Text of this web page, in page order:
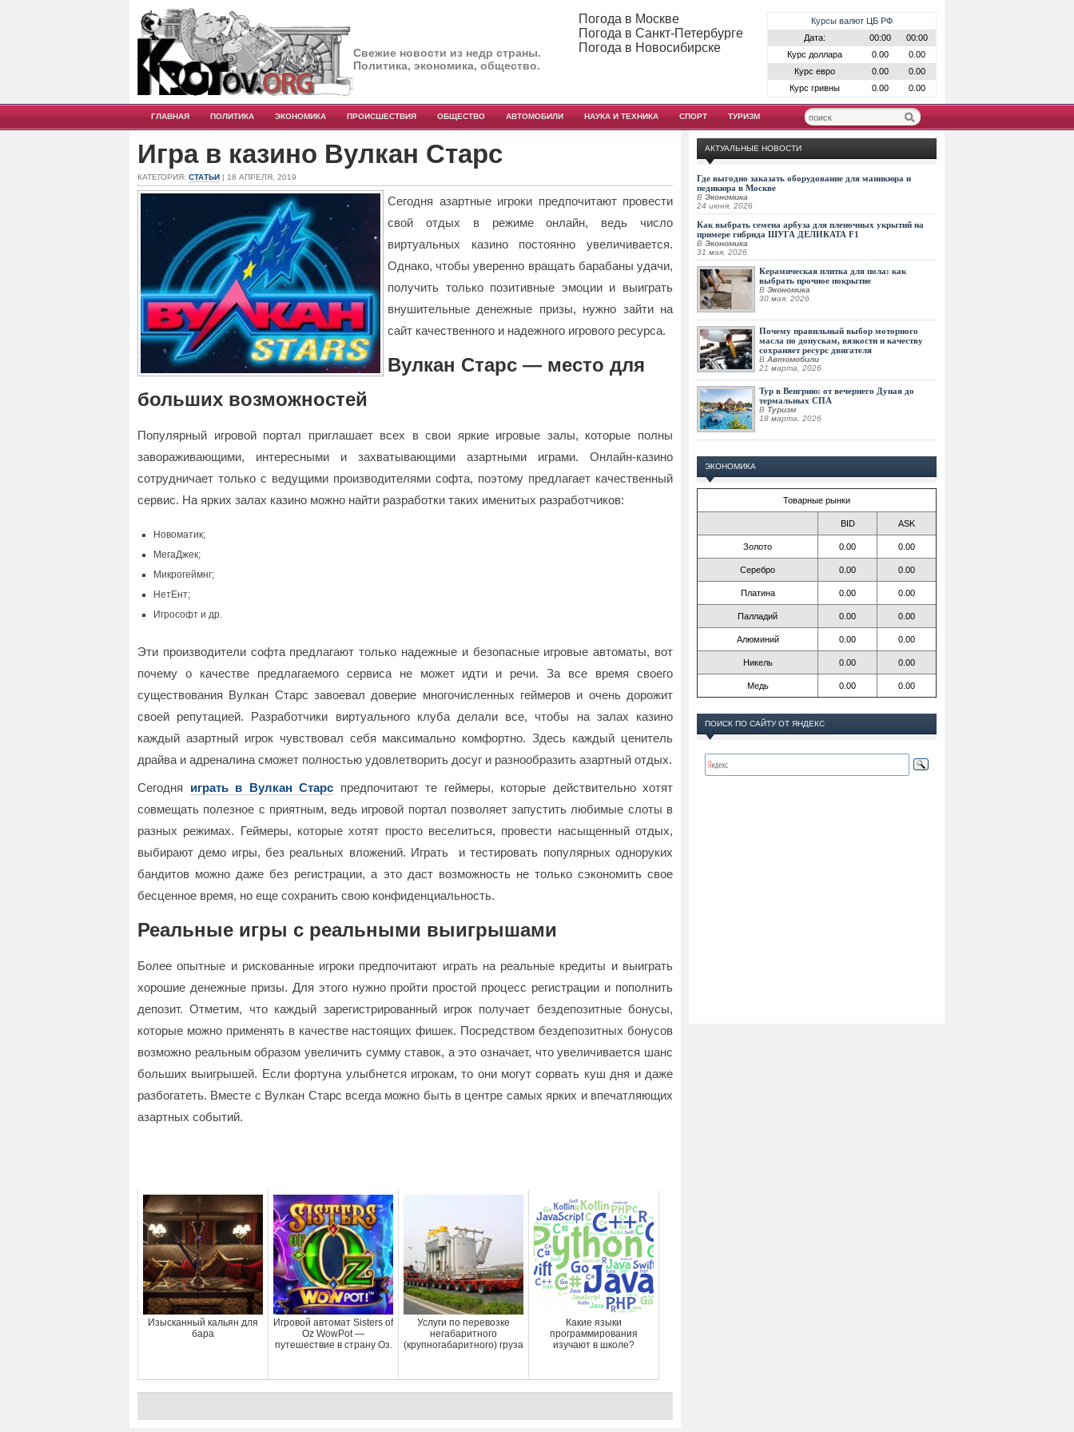
Свежие новости из недр страны.
Политика, экономика, общество.
Курсы валют ЦБ РФ
Дата:
00:00
00:00
Курс доллара
0.00
0.00
Курс евро
0.00
0.00
Курс гривны
0.00 0.00
Погода в Москве
Погода в Санкт-Петербурге
Погода в Новосибирске
ГЛАВНАЯ ПОЛИТИКА ЭКОНОМИКА ПРОИСШЕСТВИЯ ОБЩЕСТВО АВТОМОБИЛИ НАУКА И ТЕХНИКА СПОРТ ТУРИЗМ
Игра в казино Вулкан Старс
КАТЕГОРИЯ: СТАТЬИ | 18 АПРЕЛЯ, 2019
Сегодня азартные игроки предпочитают провести
свой отдых в режиме онлайн, ведь число
виртуальных казино постоянно увеличивается.
Однако, чтобы уверенно вращать барабаны удачи,
получить только позитивные эмоции и выиграть
внушительные денежные призы, нужно зайти на
сайт качественного и надежного игрового ресурса.
Вулкан Старс — место для
больших возможностей
Популярный игровой портал приглашает всех в свои яркие игровые залы, которые полны
завораживающими, интересными и захватывающими азартными играми. Онлайн-казино
сотрудничает только с ведущими производителями софта, поэтому предлагает качественный
сервис. На ярких залах казино можно найти разработки таких именитых разработчиков:
Новоматик;
МегаДжек;
Микрогеймнг;
НетЕнт;
Игрософт и др.
Эти производители софта предлагают только надежные и безопасные игровые автоматы, вот
почему о качестве предлагаемого сервиса не может идти и речи. За все время своего
существования Вулкан Старс завоевал доверие многочисленных геймеров и очень дорожит
своей репутацией. Разработчики виртуального клуба делали все, чтобы на залах казино
каждый азартный игрок чувствовал себя максимально комфортно. Здесь каждый ценитель
драйва и адреналина сможет полностью удовлетворить досуг и разнообразить азартный отдых.
Сегодня играть в Вулкан Старс предпочитают те геймеры, которые действительно хотят
совмещать полезное с приятным, ведь игровой портал позволяет запустить любимые слоты в
разных режимах. Геймеры, которые хотят просто веселиться, провести насыщенный отдых,
выбирают демо игры, без реальных вложений. Играть и тестировать популярных одноруких
бандитов можно даже без регистрации, а это даст возможность не только сэкономить свое
бесценное время, но еще сохранить свою конфиденциальность.
Реальные игры с реальными выигрышами
Более опытные и рискованные игроки предпочитают играть на реальные кредиты и выиграть
хорошие денежные призы. Для этого нужно пройти простой процесс регистрации и пополнить
депозит. Отметим, что каждый зарегистрированный игрок получает бездепозитные бонусы,
которые можно применять в качестве настоящих фишек. Посредством бездепозитных бонусов
возможно реальным образом увеличить сумму ставок, а это означает, что увеличивается шанс
больших выигрышей. Если фортуна улыбнется игрокам, то они могут сорвать куш дня и даже
разбогатеть. Вместе с Вулкан Старс всегда можно быть в центре самых ярких и впечатляющих
азартных событий.
Изысканный кальян для
бара
Игровой автомат Sisters of
Oz WowPot —
путешествие в страну Оз.
Услуги по перевозке
негабаритного
(крупногабаритного) груза
Какие языки
программирования
изучают в школе?
АКТУАЛЬНЫЕ НОВОСТИ
Где выгодно заказать оборудование для маникюра и
педикюра в Москве
В Экономика
24 июня, 2026
Как выбрать семена арбуза для пленочных укрытий на
примере гибрида ШУГА ДЕЛИКАТА F1
В Экономика
31 мая, 2026
Керамическая плитка для пола: как
выбрать прочное покрытие
В Экономика
30 мая, 2026
Почему правильный выбор моторного
масла по допускам, вязкости и качеству
сохраняет ресурс двигателя
В Автомобили
21 марта, 2026
Тур в Венгрию: от вечернего Дуная до
термальных СПА
В Туризм
18 марта, 2026
ЭКОНОМИКА
Товарные рынки
BID ASK
Золото 0.00 0.00
Серебро 0.00 0.00
Платина 0.00 0.00
Палладий 0.00 0.00
Алюминий 0.00 0.00
Никель 0.00 0.00
Медь 0.00 0.00
ПОИСК ПО САЙТУ ОТ ЯНДЕКС